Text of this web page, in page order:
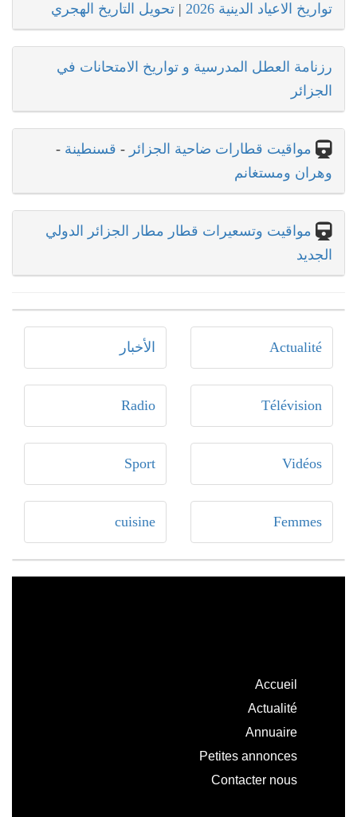
تواريخ الاعياد الدينية 2026 | تحويل التاريخ الهجري
رزنامة العطل المدرسية و تواريخ الامتحانات في
الجزائر
مواقيت قطارات ضاحية الجزائر - قسنطينة -
وهران ومستغانم
مواقيت وتسعيرات قطار مطار الجزائر الدولي
الجديد
Actualité الأخبار
Télévision
Radio
Vidéos
Sport
Femmes
cuisine
Accueil
Actualité
Annuaire
Petites annonces
Contacter nous